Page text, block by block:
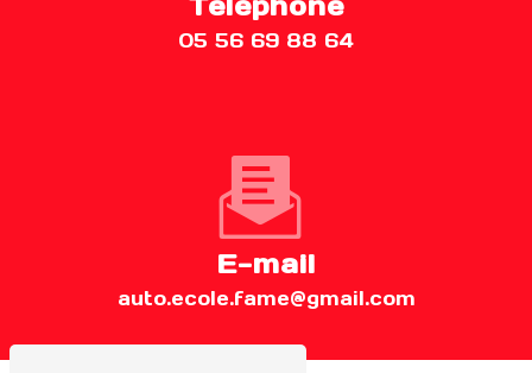
05 56 69 88 64
E-mail
auto.ecole.fame@gmail.com